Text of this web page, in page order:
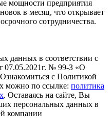
мощности предприятия
в месяц, что открывает
сотрудничества.
данных в соответствии с
07.05.2021г. № 99-З «О
с Политикой
можно по ссылке: политика
. Оставаясь на сайте, Вы
персональных данных в
компании